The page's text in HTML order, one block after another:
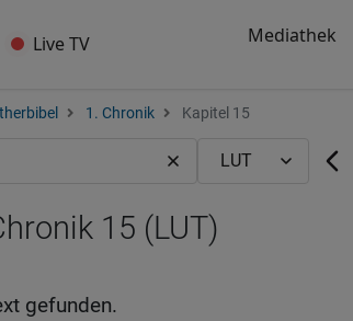
Live TV Mediathek
1. Chronik Kapitel 15
15 (LUT)
gefunden.